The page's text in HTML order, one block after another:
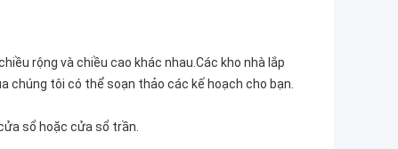
rộng và chiều cao khác nhau.Các kho nhà lắp
chúng tôi có thể soạn thảo các kế hoạch cho bạn.
sổ hoặc cửa sổ trần.